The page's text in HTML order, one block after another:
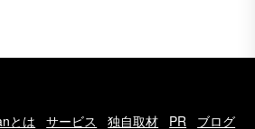
とは サービス 独自取材 PR ブログ